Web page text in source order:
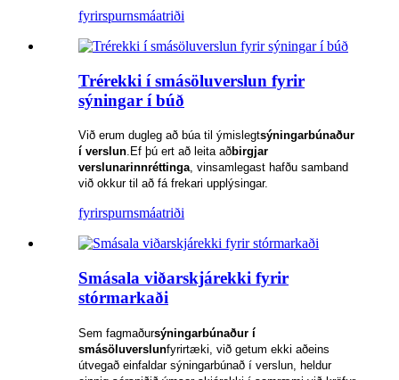
fyrirspurnsmáatriði
Trérekki í smásöluverslun fyrir
sýningar í búð
Við erum dugleg að búa til ýmislegtsýningarbúnaður
í verslun.Ef þú ert að leita aðbirgjar
verslunarinnréttinga, vinsamlegast hafðu samband
við okkur til að fá frekari upplýsingar.
fyrirspurnsmáatriði
Smásala viðarskjárekki fyrir
stórmarkaði
Sem fagmaðursýningarbúnaður í
smásöluverslunfyrirtæki, við getum ekki aðeins
útvegað einfaldar sýningarbúnað í verslun, heldur